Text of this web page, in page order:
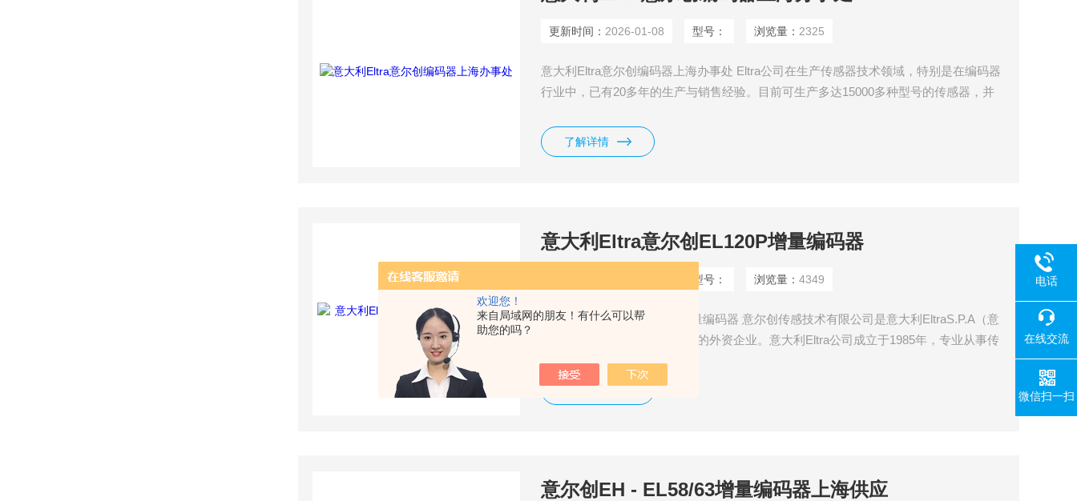
欢迎您！
来自局域网的朋友！有什么可以帮
助您的吗？
更新时间： 2026-01-08 型号： 浏览量： 2325
意大利Eltra意尔创编码器上海办事处 Eltra公司在生产传感器技术领域，特别是在编码器
行业中，已有20多年的生产与销售经验。目前可生产多达15000多种型号的传感器，并
了解详情
意大利Eltra意尔创EL120P增量编码器
型号： 浏览量：4349
意大利Eltra意尔创EL120P增量编码器 意尔创传感技术有限公司是意大利EltraS.P.A（意
尔创股份有限公司）全额投资的外资企业。意大利Eltra公司成立于1985年，专业从事传
感器的开发和生产。
了解详情
意尔创EH - EL58/63增量编码器上海供应
电话
在线交流
微信扫一扫